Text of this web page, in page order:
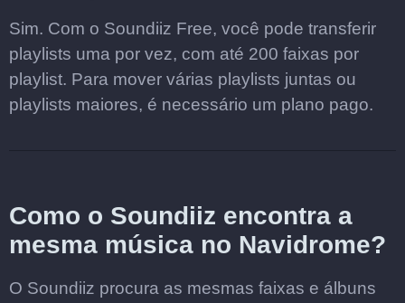
Sim. Com o Soundiiz Free, você pode transferir
playlists uma por vez, com até 200 faixas por
playlist. Para mover várias playlists juntas ou
playlists maiores, é necessário um plano pago.
Como o Soundiiz encontra a
mesma música no Navidrome?
O Soundiiz procura as mesmas faixas e álbuns